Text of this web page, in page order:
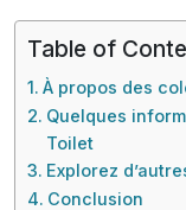
Table of
À propos des
Quelques
Toilet
Explorez
Conclusion